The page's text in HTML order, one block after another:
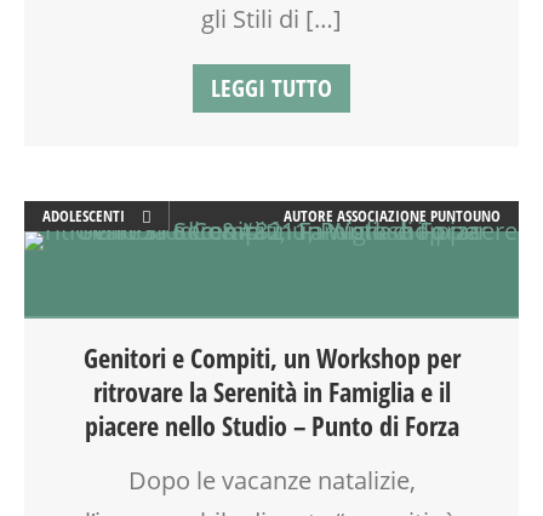
gli Stili di […]
LEGGI TUTTO
ADOLESCENTI
ADULTI
GENITORE
GENITORI
LABORATORIO
AUTORE ASSOCIAZIONE PUNTOUNO
Genitori e Compiti, un Workshop per
ritrovare la Serenità in Famiglia e il
piacere nello Studio – Punto di Forza
Dopo le vacanze natalizie,